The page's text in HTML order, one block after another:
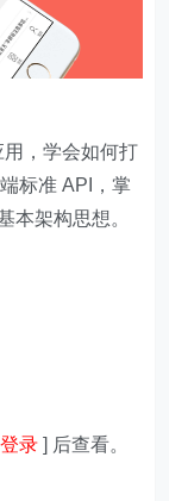
，学会如何打
标准 API，掌
本架构思想。
录 ] 后查看。